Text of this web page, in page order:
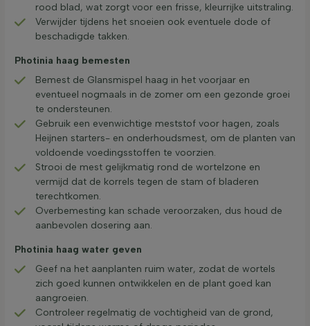
rood blad, wat zorgt voor een frisse, kleurrijke uitstraling.
Verwijder tijdens het snoeien ook eventuele dode of
beschadigde takken.
Photinia haag bemesten
Bemest de Glansmispel haag in het voorjaar en
eventueel nogmaals in de zomer om een gezonde groei
te ondersteunen.
Gebruik een evenwichtige meststof voor hagen, zoals
Heijnen starters- en onderhoudsmest, om de planten van
voldoende voedingsstoffen te voorzien.
Strooi de mest gelijkmatig rond de wortelzone en
vermijd dat de korrels tegen de stam of bladeren
terechtkomen.
Overbemesting kan schade veroorzaken, dus houd de
aanbevolen dosering aan.
Photinia haag water geven
Geef na het aanplanten ruim water, zodat de wortels
zich goed kunnen ontwikkelen en de plant goed kan
aangroeien.
Controleer regelmatig de vochtigheid van de grond,